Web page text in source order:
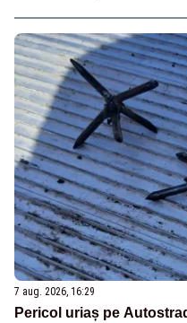
7 aug. 2026, 16:29
Pericol uriaș pe